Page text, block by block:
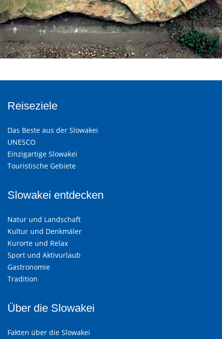
Reiseziele
Das Beste aus der Slowakei
UNESCO
Einzigartige Slowakei
Touristische Gebiete
Slowakei entdecken
Natur und Landschaft
Kultur und Denkmäler
Kurorte und Relax
Sport und Aktivurlaub
Gastronomie
Tradition
Über die Slowakei
Fakten über die Slowakei